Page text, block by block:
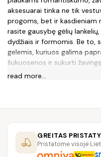
aksesuarai tinka ne tik
progoms, bet ir kasdieniam
rasite gausybę gėlių
dydžiais ir formomis. Be to,
gelemis, kuriuos galima
šukuosenos ir sukurti
Svarbu paminėti, kad mūsų
galėsite džiaugtis savo
Jei ieškote unikalių ir
jūsų šukuoseną ypatinga,
diavolesa.lt ir pasirinkite
read more...
GREITAS
Pristatome visoje